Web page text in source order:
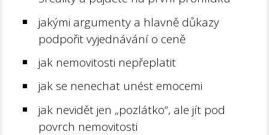
jakými argumenty a hlavně důkazy
podpořit vyjednávání o ceně
jak nemovitosti nepřeplatit
jak se nenechat unést emocemi
jak nevidět jen „pozlátko“, ale jít pod
povrch nemovitosti